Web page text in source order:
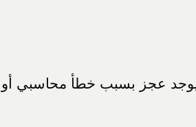
عجز بسبب خطأ محاسبي أو